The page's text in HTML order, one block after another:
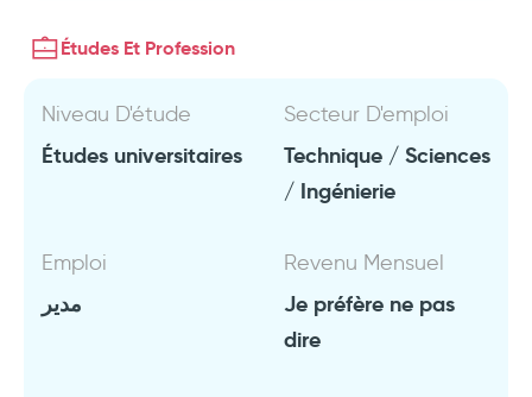
Études Et Profession
Niveau D'étude
Études universitaires
Secteur D'emploi
Technique / Sciences
/ Ingénierie
Emploi
مدير
Revenu Mensuel
Je préfère ne pas
dire